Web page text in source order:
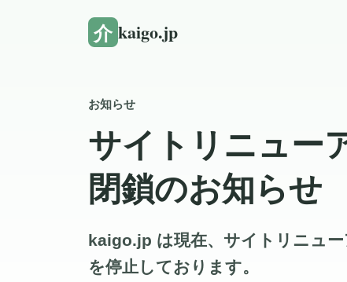
介 kaigo.jp
お知らせ
サイトリニュー
閉鎖のお知らせ
kaigo.jp は現在、サイトリニュ
を停止しております。